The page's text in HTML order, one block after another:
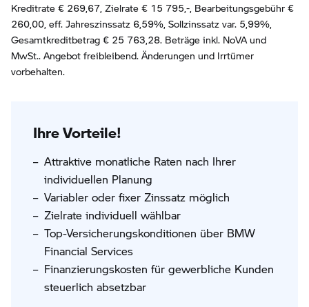
Kreditrate € 269,67, Zielrate € 15 795,-, Bearbeitungsgebühr €
260,00, eff. Jahreszinssatz 6,59%, Sollzinssatz var. 5,99%,
Gesamtkreditbetrag € 25 763,28. Beträge inkl. NoVA und
MwSt.. Angebot freibleibend. Änderungen und Irrtümer
vorbehalten.
Ihre Vorteile!
Attraktive monatliche Raten nach Ihrer
individuellen Planung
Variabler oder fixer Zinssatz möglich
Zielrate individuell wählbar
Top-Versicherungskonditionen über BMW
Financial Services
Finanzierungskosten für gewerbliche Kunden
steuerlich absetzbar